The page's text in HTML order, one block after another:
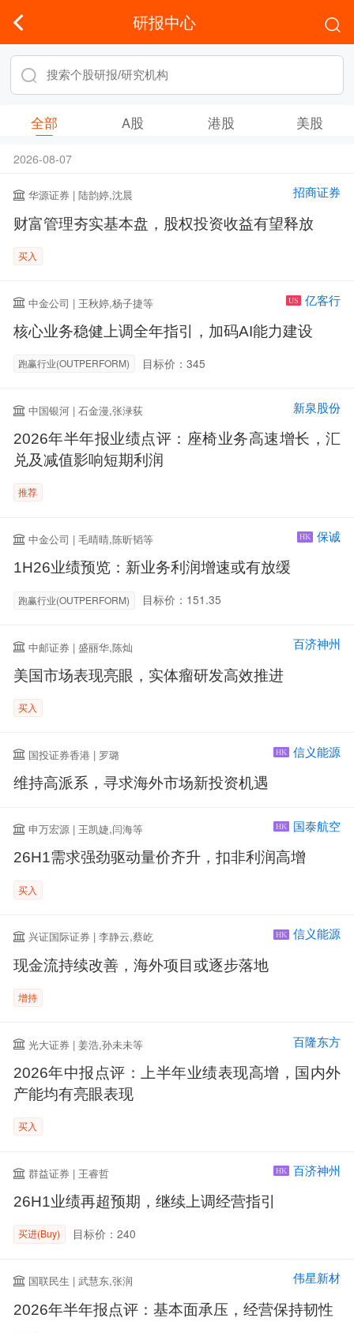
研报中心
全部 A股 港股 美股
2026-08-07
华源证券 | 陆韵婷,沈晨 招商证券
财富管理夯实基本盘，股权投资收益有望释放
买入
中金公司 | 王秋婷,杨子捷等 US 亿客行
核心业务稳健上调全年指引，加码AI能力建设
跑赢行业(OUTPERFORM) 目标价：345
中国银河 | 石金漫,张渌荻 新泉股份
2026年半年报业绩点评：座椅业务高速增长，汇
兑及减值影响短期利润
推荐
中金公司 | 毛晴晴,陈昕韬等 HK 保诚
1H26业绩预览：新业务利润增速或有放缓
跑赢行业(OUTPERFORM) 目标价：151.35
中邮证券 | 盛丽华,陈灿 百济神州
美国市场表现亮眼，实体瘤研发高效推进
买入
国投证券香港 | 罗璐 HK 信义能源
维持高派系，寻求海外市场新投资机遇
申万宏源 | 王凯婕,闫海等 HK 国泰航空
26H1需求强劲驱动量价齐升，扣非利润高增
买入
兴证国际证券 | 李静云,蔡屹 HK 信义能源
现金流持续改善，海外项目或逐步落地
增持
光大证券 | 姜浩,孙未未等 百隆东方
2026年中报点评：上半年业绩表现高增，国内外
产能均有亮眼表现
买入
群益证券 | 王睿哲 HK 百济神州
26H1业绩再超预期，继续上调经营指引
买进(Buy) 目标价：240
国联民生 | 武慧东,张润 伟星新材
2026年半年报点评：基本面承压，经营保持韧性